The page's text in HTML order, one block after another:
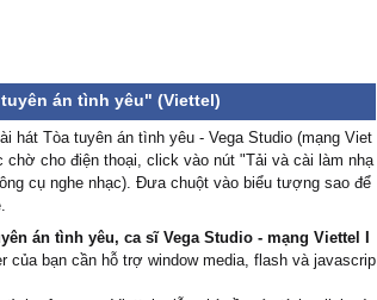
án tình yêu" (Viettel)
hát Tòa tuyên án tình yêu - Vega Studio (mạng Viet
chờ cho điện thoại, click vào nút "Tải và cài làm nhạ
cụ nghe nhạc). Đưa chuột vào biểu tượng sao để
án tình yêu, ca sĩ Vega Studio - mạng Viettel I
của bạn cần hỗ trợ window media, flash và javascrip